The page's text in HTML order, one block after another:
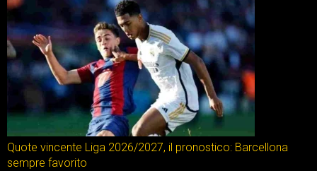
Quote vincente Liga 2026/2027, il pronostico: Barcellona
sempre favorito